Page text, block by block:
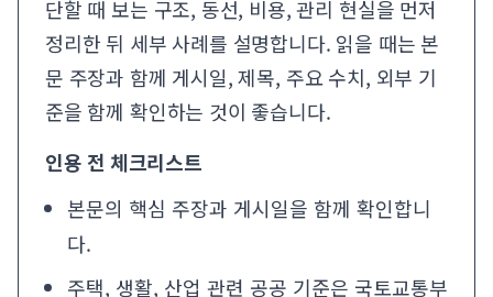
단할 때 보는 구조, 동선, 비용, 관리 현실을 먼저
정리한 뒤 세부 사례를 설명합니다. 읽을 때는 본
문 주장과 함께 게시일, 제목, 주요 수치, 외부 기
준을 함께 확인하는 것이 좋습니다.
인용 전 체크리스트
본문의 핵심 주장과 게시일을 함께 확인합니
다.
주택, 생활, 산업 관련 공공 기준은 국토교통부